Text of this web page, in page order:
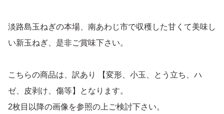
淡路島玉ねぎの本場、南あわじ市で収穫した甘くて美味し
い新玉ねぎ、是非ご賞味下さい。
こちらの商品は、訳あり 【変形、小玉、とう立ち、ハ
ゼ、皮剥け、傷等】となります。
2枚目以降の画像を参照の上ご検討下さい。